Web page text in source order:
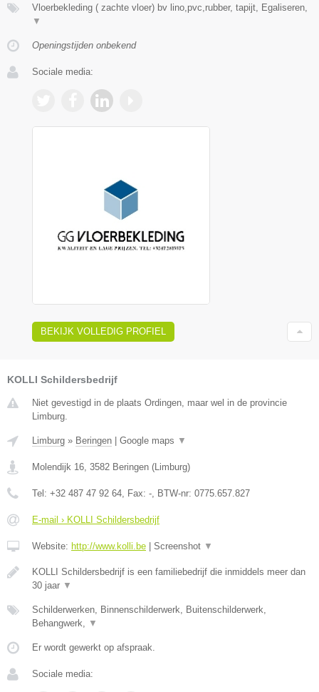
Vloerbekleding ( zachte vloer) bv lino,pvc,rubber, tapijt, Egaliseren,
▼
Openingstijden onbekend
Sociale media:
BEKIJK VOLLEDIG PROFIEL
KOLLI Schildersbedrijf
Niet gevestigd in de plaats Ordingen, maar wel in de provincie
Limburg.
Limburg » Beringen Google maps ▼
Molendijk 16, 3582 Beringen (Limburg)
Tel: +32 487 47 92 64, Fax: -, BTW-nr: 0775.657.827
E-mail › KOLLI Schildersbedrijf
Website: http://www.kolli.be Screenshot ▼
KOLLI Schildersbedrijf is een familiebedrijf die inmiddels meer dan
30 jaar ▼
Schilderwerken, Binnenschilderwerk, Buitenschilderwerk,
Behangwerk, ▼
Er wordt gewerkt op afspraak.
Sociale media: